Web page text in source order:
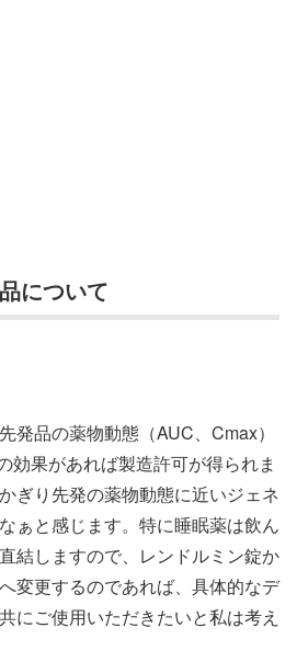
について
発品の薬物動態（AUC、Cmax）
効果があれば製造許可が得られま
ぎり先発の薬物動態に近いジェネ
ぁと感じます。特に睡眠薬は飲ん
結しますので、レンドルミン錠か
変更するのであれば、具体的なデ
にご使用いただきたいと私は考え